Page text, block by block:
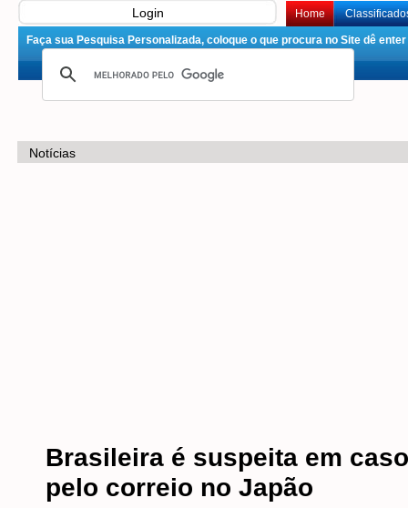
Login Home
Faça sua Pesquisa Personalizada, coloque o que procura no Site dê
Notícias
Brasileira é suspeita em
pelo correio no Japão